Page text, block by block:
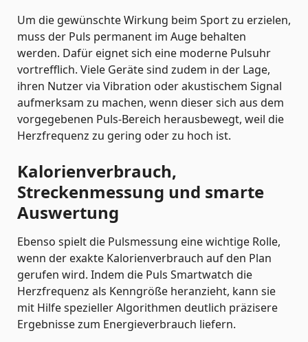
Um die gewünschte Wirkung beim Sport zu erzielen,
muss der Puls permanent im Auge behalten
werden. Dafür eignet sich eine moderne Pulsuhr
vortrefflich. Viele Geräte sind zudem in der Lage,
ihren Nutzer via Vibration oder akustischem Signal
aufmerksam zu machen, wenn dieser sich aus dem
vorgegebenen Puls-Bereich herausbewegt, weil die
Herzfrequenz zu gering oder zu hoch ist.
Kalorienverbrauch,
Streckenmessung und smarte
Auswertung
Ebenso spielt die Pulsmessung eine wichtige Rolle,
wenn der exakte Kalorienverbrauch auf den Plan
gerufen wird. Indem die Puls Smartwatch die
Herzfrequenz als Kenngröße heranzieht, kann sie
mit Hilfe spezieller Algorithmen deutlich präzisere
Ergebnisse zum Energieverbrauch liefern.